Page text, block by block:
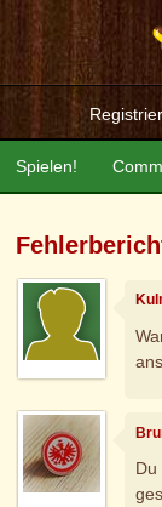
Spielen!
Du